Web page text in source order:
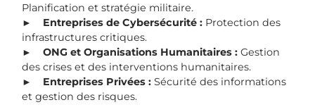
Planification et stratégie militaire.
► Entreprises de Cybersécurité : Protection des
infrastructures critiques.
►
ONG et Organisations Humanitaires : Gestion
des crises et des interventions humanitaires.
► Entreprises Privées : Sécurité des informations
et gestion des risques.